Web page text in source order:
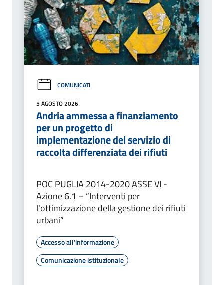
COMUNICATI
5 AGOSTO 2026
Andria ammessa a finanziamento
per un progetto di
implementazione del servizio di
raccolta differenziata dei rifiuti
POC PUGLIA 2014-2020 ASSE VI -
Azione 6.1 – “Interventi per
l'ottimizzazione della gestione dei rifiuti
urbani”
Accesso all'informazione
Comunicazione istituzionale